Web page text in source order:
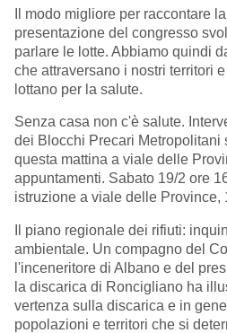
Il modo migliore per raccontare
presentazione del congresso
parlare le lotte. Abbiamo quindi
che attraversano i nostri territori
lottano per la salute.
Senza casa non c'è salute.
dei Blocchi Precari Metropolitani
questa mattina a viale delle
appuntamenti. Sabato 19/2 ore
istruzione a viale delle Province,
Il piano regionale dei rifiuti:
ambientale. Un compagno del
l'inceneritore di Albano e del
la discarica di Roncigliano ha
vertenza sulla discarica e in
popolazioni e territori che si